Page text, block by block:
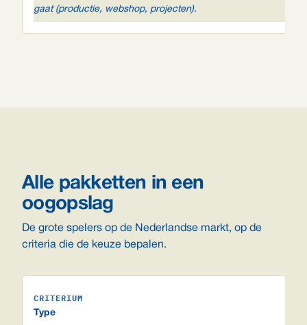
gaat (productie, webshop, projecten).
Alle pakketten in een
oogopslag
De grote spelers op de Nederlandse markt, op de
criteria die de keuze bepalen.
Type